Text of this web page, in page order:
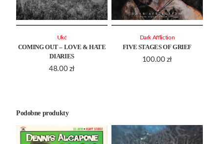
COMING OUT – LOVE & HATE
DIARIES
48.00 zł
Ukć
FIVE STAGES OF GRIEF
100.00 zł
Dark Affliction
Podobne produkty